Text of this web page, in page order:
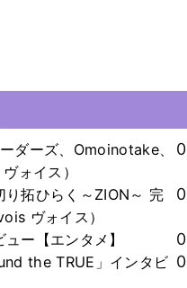
ダーズ、Omoinotake、
ォイス）
0
り拓ひらく～ZION～ 完
ヴォイス）
0
ー【エンタメ】
0
the TRUE」インタビ 0